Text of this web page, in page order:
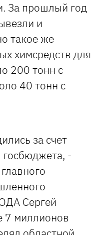
За прошлый год
и
такое же
химсредств для
200 тонн с
40 тонн с
за счет
госбюджета, -
Сергей
7 миллионов